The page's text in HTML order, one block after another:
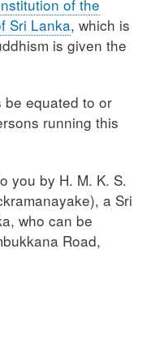
of the
Sri Lanka, which is
is given the
be equated to or
running this
you by H. M. K. S.
a Sri
who can be
Road,